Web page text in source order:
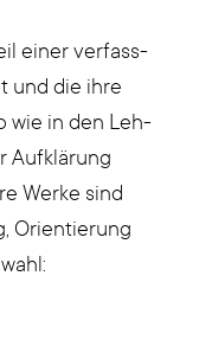
einer ver­fass­
und die ihre
wie in den Leh­
Auf­klä­rung
Wer­ke sind
Ori­en­tie­rung